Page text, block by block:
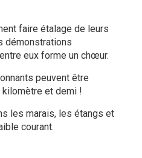
faire étalage de leurs
démonstrations
eux forme un chœur.
peuvent être
kilomètre et demi !
les marais, les étangs et
courant.